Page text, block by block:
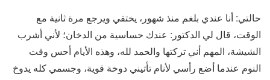
حالتي: أنا عندي بلغم منذ شهور، يختفي ويرجع مرة ثانية مع
الوقت، قال لي الدكتور: عندك حساسية من الدخان؛ لأني أشرب
الشيشة، المهم أني تركتها والحمد لله، وهذه الأيام أحس وقت
النوم عندما أضع رأسي لأنام تأتيني دوخة قوية، وجسمي كله يدوخ